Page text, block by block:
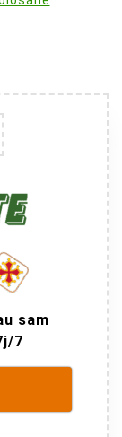
sam
7